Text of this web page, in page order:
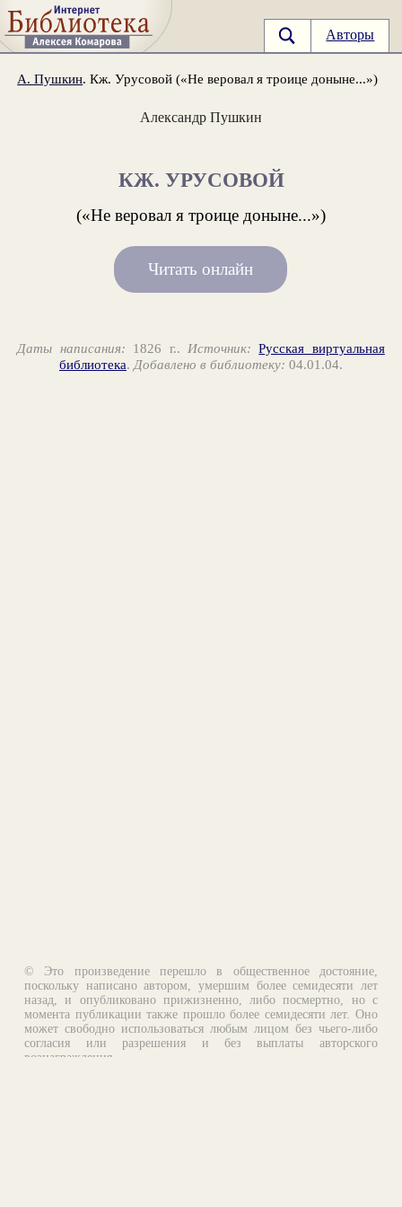
Авторы
А. Пушкин. Кж. Урусовой («Не веровал я троице доныне...»)
Александр Пушкин
КЖ. УРУСОВОЙ
(«Не веровал я троице доныне...»)
Читать онлайн
Даты написания: 1826 г.. Источник: Русская виртуальная
библиотека. Добавлено в библиотеку: 04.01.04.
© Это произведение перешло в общественное достояние,
поскольку написано автором, умершим более семидесяти лет
назад, и опубликовано прижизненно, либо посмертно, но с
момента публикации также прошло более семидесяти лет. Оно
может свободно использоваться любым лицом без чьего-либо
согласия или разрешения и без выплаты авторского
вознаграждения.